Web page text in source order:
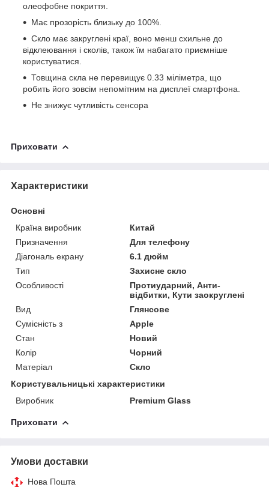
олеофобне покриття.
Має прозорість близьку до 100%.
Скло має закруглені краї, воно менш схильне до
відклеювання і сколів, також їм набагато приємніше
користуватися.
Товщина скла не перевищує 0.33 міліметра, що
робить його зовсім непомітним на дисплеї смартфона.
Не знижує чутливість сенсора
Приховати
Характеристики
Основні
Країна виробник
Китай
Призначення
Для телефону
Діагональ екрану
6.1 дюйм
Тип
Захисне скло
Особливості
Протиударний, Анти-
відбитки, Кути заокруглені
Вид
Глянсове
Сумісність з
Apple
Стан
Новий
Колір
Чорний
Матеріал
Скло
Користувальницькі характеристики
Виробник
Premium Glass
Приховати
Умови доставки
Нова Пошта